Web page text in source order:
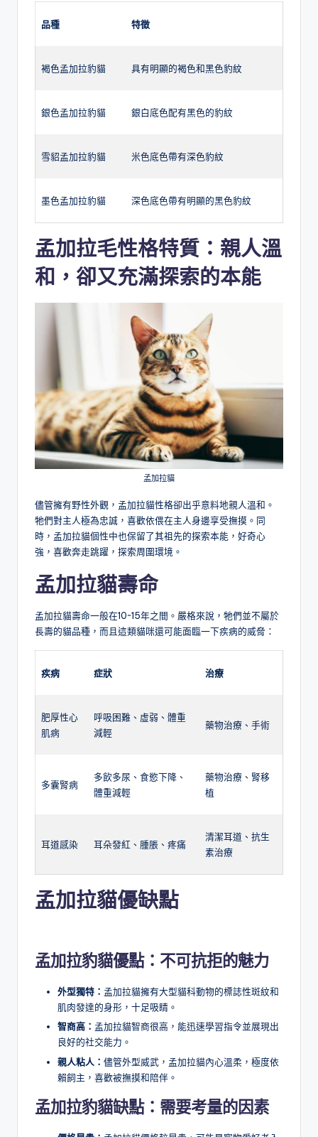
品種 特徵
褐色孟加拉豹貓 具有明顯的褐色和黑色豹紋
銀色孟加拉豹貓 銀白底色配有黑色的豹紋
雪貂孟加拉豹貓 米色底色帶有深色豹紋
墨色孟加拉豹貓 深色底色帶有明顯的黑色豹紋
孟加拉毛性格特質：親人溫
和，卻又充滿探索的本能
孟加拉貓
儘管擁有野性外觀，孟加拉貓性格卻出乎意料地親人溫和。
牠們對主人極為忠誠，喜歡依偎在主人身邊享受撫摸。同
時，孟加拉貓個性中也保留了其祖先的探索本能，好奇心
強，喜歡奔走跳躍，探索周圍環境。
孟加拉貓壽命
孟加拉貓壽命一般在10~15年之間。嚴格來說，牠們並不屬於
長壽的貓品種，而且這類貓咪還可能面臨一下疾病的威脅：
疾病 症狀 治療
肥厚性心
肌病
呼吸困難、虛弱、體重
減輕
藥物治療、手術
多囊腎病
多飲多尿、食慾下降、
體重減輕
藥物治療、腎移
植
耳道感染 耳朵發紅、腫脹、疼痛
清潔耳道、抗生
素治療
孟加拉貓優缺點
孟加拉豹貓優點：不可抗拒的魅力
外型獨特： 孟加拉貓擁有大型貓科動物的標誌性斑紋和
肌肉發達的身形，十足吸睛。
智商高： 孟加拉貓智商很高，能迅速學習指令並展現出
良好的社交能力。
親人粘人： 儘管外型威武，孟加拉貓內心溫柔，極度依
賴飼主，喜歡被撫摸和陪伴。
孟加拉豹貓缺點：需要考量的因素